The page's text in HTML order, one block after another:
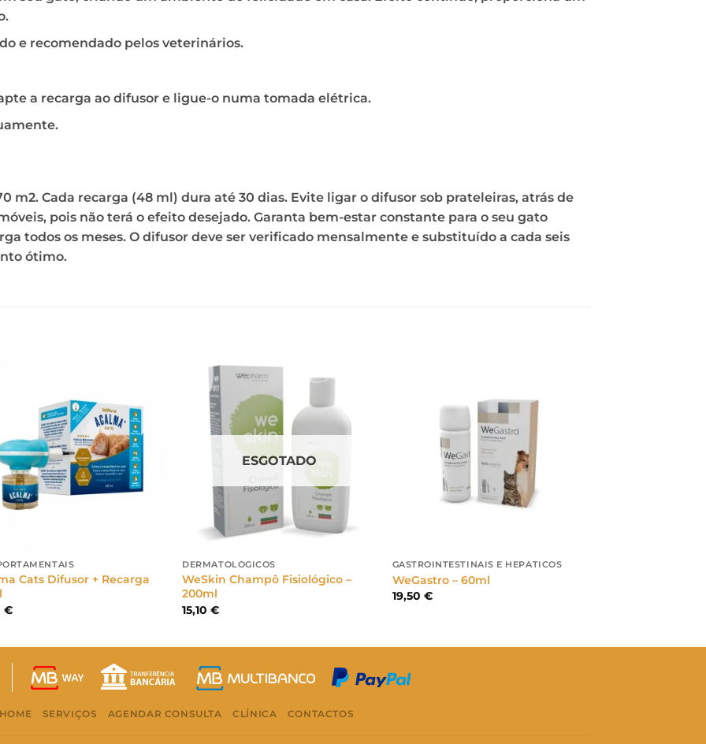
e recomendado pelos veterinários.
a recarga ao difusor e ligue-o numa tomada elétrica.
m2. Cada recarga (48 ml) dura até 30 dias. Evite ligar o difusor sob prateleiras, atrás de
pois não terá o efeito desejado. Garanta bem-estar constante para o seu gato
todos os meses. O difusor deve ser verificado mensalmente e substituído a cada seis
ótimo.
Cats Difusor + Recarga
€
ESGOTADO
DERMATOLÓGICOS
WeSkin Champô Fisiológico –
200ml
15,10€
GASTROINTESTINAIS E HEPÁTICOS
WeGastro – 60ml
19,50 €
HOME SERVIÇOS AGENDAR CONSULTA CLÍNICA CONTACTOS